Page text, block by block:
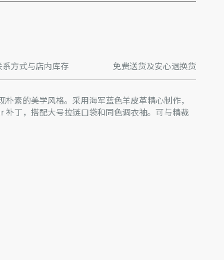
系方式与店内库存 免费送货及安心退换货
素的美学风格。采用海军蓝色羊皮革精心制作，
丁，搭配大号拉链口袋和同色调衣袖。可与精裁